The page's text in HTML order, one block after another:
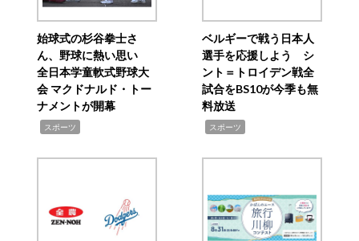
始球式の杉谷拳士さ
ん、野球に熱い思い
全日本学童軟式野球大
会 マクドナルド・トー
ナメントが開幕
スポーツ
ベルギーで戦う日本人
選手を応援しよう シ
ント＝トロイデン戦全
試合をBS10が今季も無
料放送
スポーツ